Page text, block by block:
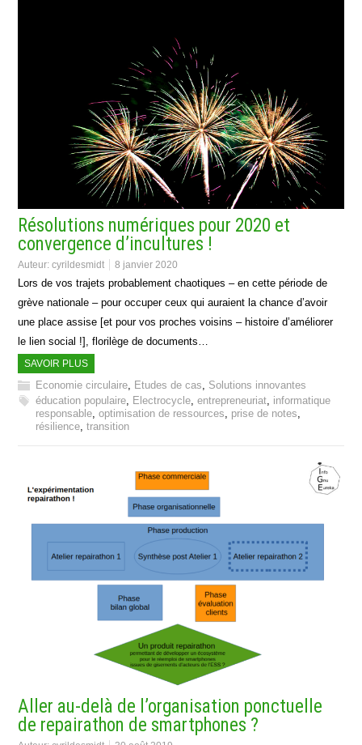
Résolutions numériques pour 2020 et
convergence d’incultures !
Auteur:cyrildesmidt 8 janvier 2020
Lors de vos trajets probablement chaotiques – en cette période de
grève nationale – pour occuper ceux qui auraient la chance d’avoir
une place assise [et pour vos proches voisins – histoire d’améliorer
le lien social !], florilège de documents…
SAVOIR PLUS
Economie circulaire Etudes de cas
Solutions innovantes
éducation populaire Electrocycle ,entrepreneuriat informatique
responsable ,optimisation de ressources prise de notes
résilience ,transition
Aller au-delà de l’organisation ponctuelle
de repairathon de smartphones ?